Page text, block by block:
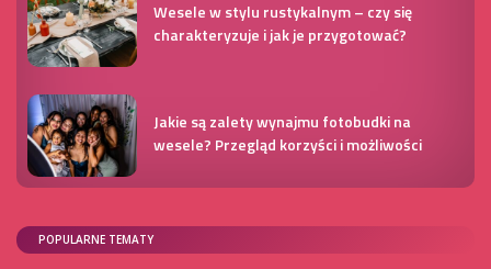
Wesele w stylu rustykalnym – czy się
charakteryzuje i jak je przygotować?
Jakie są zalety wynajmu fotobudki na
wesele? Przegląd korzyści i możliwości
POPULARNE TEMATY